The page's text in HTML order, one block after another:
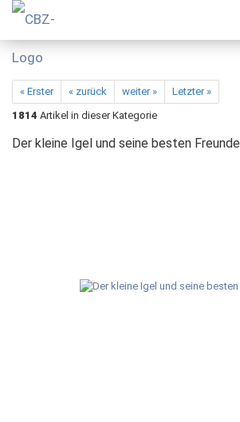
« Erster « zurück weiter »
Letzter »
1814 Artikel in dieser Kategorie
Der kleine Igel und seine besten Freunde